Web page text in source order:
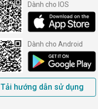
Dành cho IOS
Dành cho Android
Tải hướng dẫn sử dụng